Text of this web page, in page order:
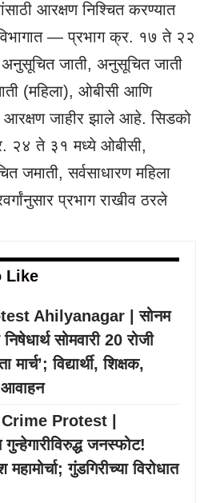
आरक्षण निश्चित करण्यात
— प्रभाग क्र. १७ ते २२
अनुसूचित जाती, अनुसूचित जाती
(महिला), ओबीसी आणि
आरक्षण जाहीर झाले आहे. सिडको
२४ ते ३१ मध्ये ओबीसी,
जमाती, सर्वसाधारण महिला
प्रभाग राखीव ठरले
Like
Ahilyanagar | सोनम
सोमवारी 20 रोजी
मार्च’; विद्यार्थी, शिक्षक,
आवाहन
Protest |
जनस्फोट!
गुंडगिरीच्या विरोधात